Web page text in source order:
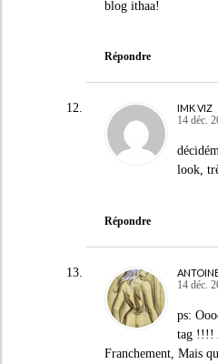
blog ithaa!
Répondre
IMK VIZ
14 déc.
look,
Répondre
14 déc.
ps:
tag !!!!
Franchement, Mais